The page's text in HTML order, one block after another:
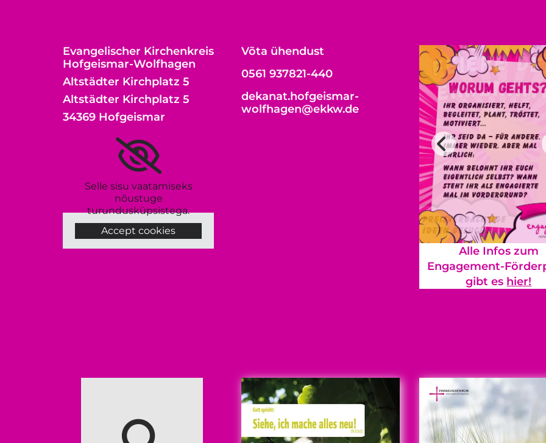
Evangelischer Kirchenkreis
Hofgeismar-Wolfhagen
Altstädter Kirchplatz 5
Altstädter Kirchplatz 5
34369 Hofgeismar
Selle sisu vaatamiseks
nõustuge
turundusküpsistega.
Accept cookies
Võta ühendust
0561 937821-440
dekanat.hofgeismar-
wolfhagen@ekkw.de
Alle Infos zum
Engagement-
gibt es hier!